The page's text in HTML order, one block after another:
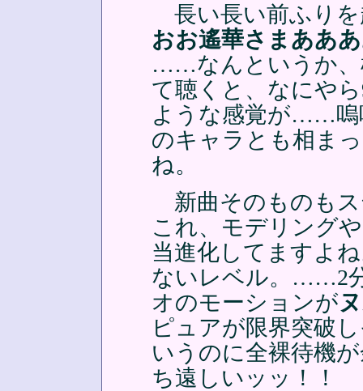
長い長い前ふり
おお遙華さまああ
……なんというか、
て聴くと、なにや
ような感覚が……嗚
のキャラとも相ま
ね。
新曲そのものも
これ、モデリング
当進化してますよ
ないレベル。……2
オのモーションが
ピュアが限界突破
いうのに全裸待機
ち遠しいッッ！！